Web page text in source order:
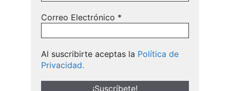
Correo Electrónico *
Al suscribirte aceptas la Política de
Privacidad.